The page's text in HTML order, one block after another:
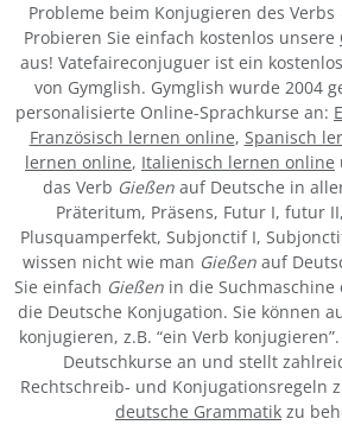
Probleme beim Konjugieren des Verbs
Probieren Sie einfach kostenlos unsere
aus! Vatefaireconjuguer ist ein
von Gymglish. Gymglish wurde 2004
personalisierte Online-Sprachkurse an:
Französisch lernen online, Spanisch
lernen online, Italienisch lernen online
das Verb Gießenauf Deutsche in
Präteritum, Präsens, Futur I, futur
Plusquamperfekt, Subjonctif I,
wissen nicht wie man Gießenauf
Sie einfach Gießen in die
die Deutsche Konjugation. Sie können
konjugieren, z.B. “ein Verb
Deutschkurse an und stellt
Rechtschreib- und Konjugationsregeln
deutsche Grammatik zu